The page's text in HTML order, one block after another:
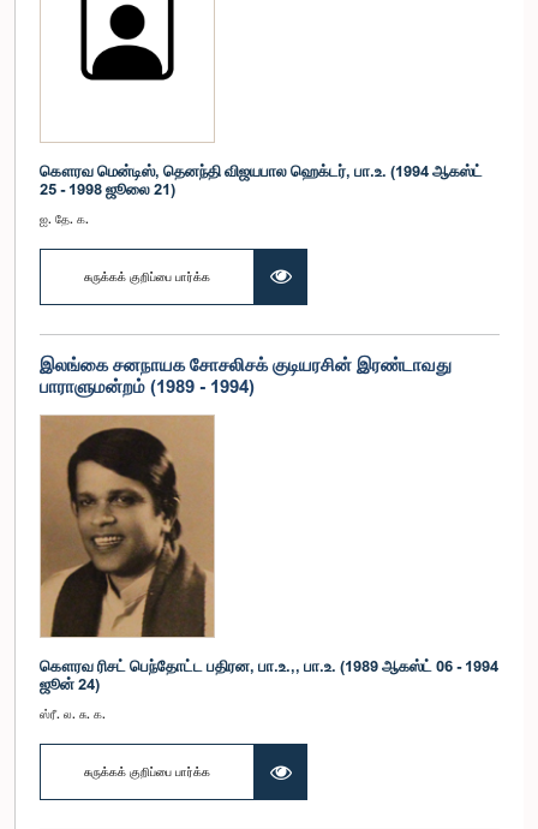
கௌரவ மென்டிஸ், தெனந்தி விஜயபால ஹெக்டர், பா.உ. (1994 ஆகஸ்ட்
25 - 1998 ஜூலை 21)
ஐ. தே. க.
சுருக்கக் குறிப்பை பார்க்க
இலங்கை சனநாயக சோசலிசக் குடியரசின் இரண்டாவது
பாராளுமன்றம் (1989 - 1994)
கௌரவ ரிசட் பெந்தோட்ட பதிரன, பா.உ.,, பா.உ. (1989 ஆகஸ்ட் 06 - 1994
ஜூன் 24)
ஸ்ரீ. ல. சு. க.
சுருக்கக் குறிப்பை பார்க்க